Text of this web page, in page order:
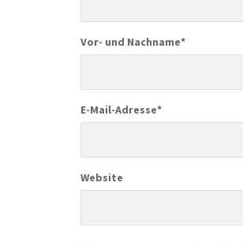
Vor- und Nachname*
E-Mail-Adresse*
Website